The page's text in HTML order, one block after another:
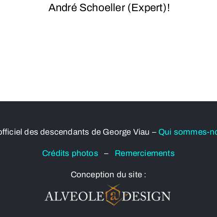
André Schoeller (Expert)!
des descendants de George Viau – Qui sommes-
Crédits photos– Remerciements
Conception du site :